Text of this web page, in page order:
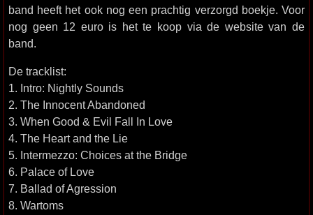
band heeft het ook nog een prachtig verzorgd boekje. Voor
nog geen 12 euro is het te koop via de website van de
band.
De tracklist:
1. Intro: Nightly Sounds
2. The Innocent Abandoned
3. When Good & Evil Fall In Love
4. The Heart and the Lie
5. Intermezzo: Choices at the Bridge
6. Palace of Love
7. Ballad of Agression
8. Wartoms